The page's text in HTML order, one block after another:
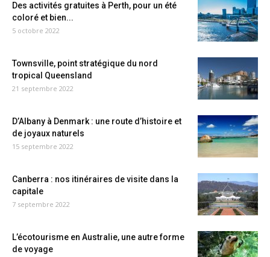
Des activités gratuites à Perth, pour un été
coloré et bien...
5 octobre 2022
Townsville, point stratégique du nord
tropical Queensland
21 septembre 2022
D’Albany à Denmark : une route d’histoire et
de joyaux naturels
15 septembre 2022
Canberra : nos itinéraires de visite dans la
capitale
7 septembre 2022
L’écotourisme en Australie, une autre forme
de voyage